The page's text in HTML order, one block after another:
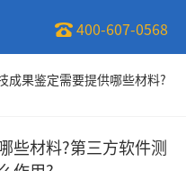
400-607-0568
成果鉴定需要提供哪些材料?
些材料?第三方软件测